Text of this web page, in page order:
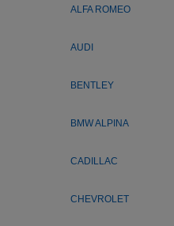
ALFA ROMEO
AUDI
BENTLEY
BMW ALPINA
CADILLAC
CHEVROLET